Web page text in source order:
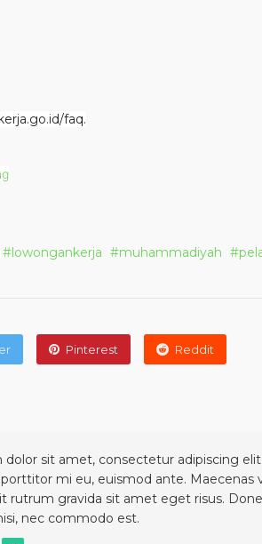
faq.
lowongankerja muhammadiyah
Pinterest Reddit
dolor sit amet, consectetur adipiscing
mi eu, euismod ante. Maecenas
rutrum gravida sit amet eget risus.
nec commodo est.